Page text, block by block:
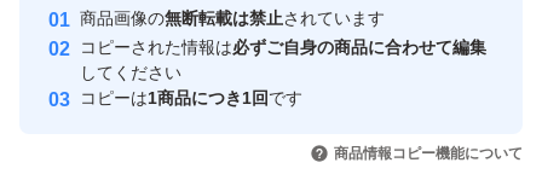
安心取引出品者
心・安全なユーザーです
取引実績
引を完了させた実績があります
商品画像の無断転載は禁止されています
コピーされた情報は必ずご自身の商品に合わせて編集
してください
コピーは1商品につき1回です
商品情報コピー機能について